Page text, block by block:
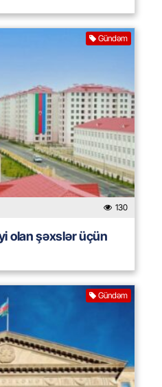
Gündəm
130
olan şəxslər üçün
Gündəm